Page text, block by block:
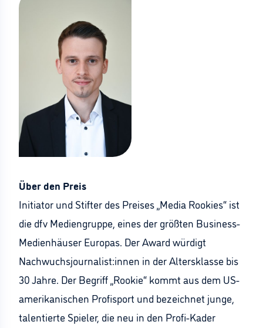
Über den Preis
Initiator und Stifter des Preises „Media Rookies“ ist
die dfv Mediengruppe, eines der größten Business-
Medienhäuser Europas. Der Award würdigt
Nachwuchsjournalist:innen in der Altersklasse bis
30 Jahre. Der Begriff „Rookie“ kommt aus dem US-
amerikanischen Profisport und bezeichnet junge,
talentierte Spieler, die neu in den Profi-Kader